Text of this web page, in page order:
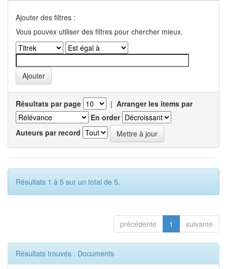
Ajouter des filtres :
Vous pouvex utiliser des filtres pour chercher mieux.
Résultats par page | Arranger les items par
En order
Auteurs par record
Résultats 1 à 5 sur un total de 5.
précédente 1 suivante
Résultats trouvés : Documents